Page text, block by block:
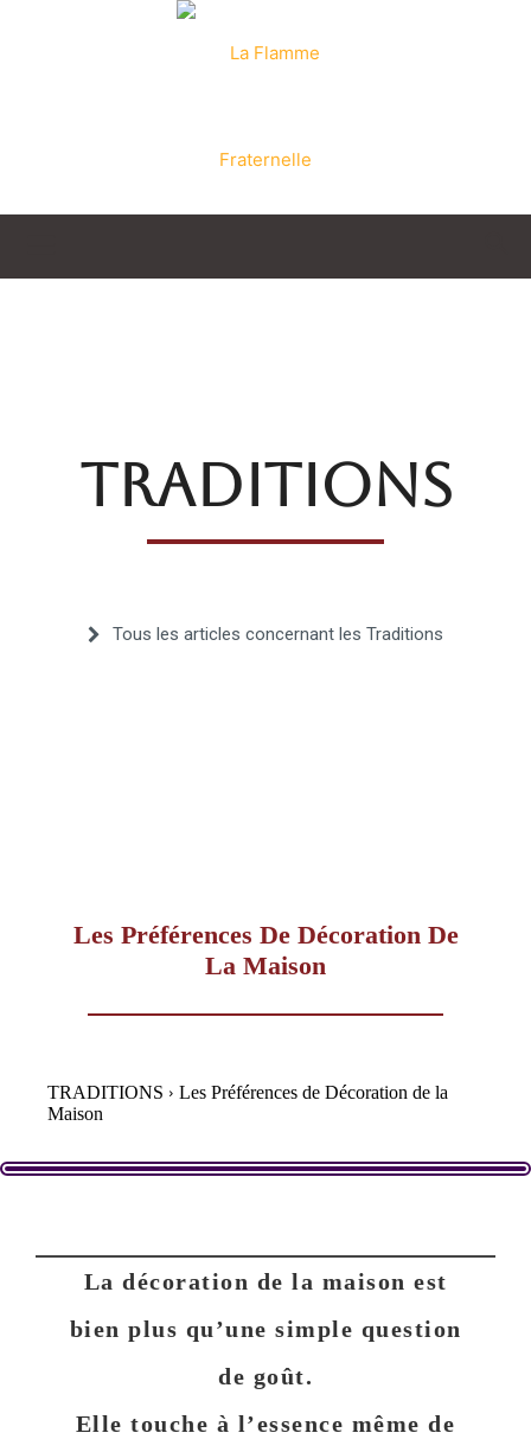
Fraternelle
TRADITIONS
Tous les articles concernant les Traditions
Les Préférences De Décoration De
La Maison
TRADITIONS
Les Préférences de Décoration de la
Maison
La décoration de la maison est
bien plus qu’une simple question
de goût.
Elle touche à l’essence même de